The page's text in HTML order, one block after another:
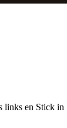
en Stick